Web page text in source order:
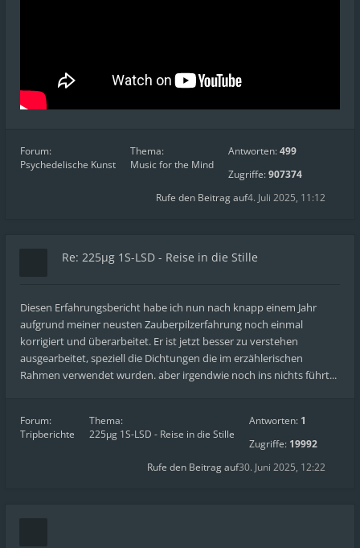
Forum:
Psychedelische Kunst
Thema:
Music for the Mind
Antworten:499
Zugriffe:907374
4. Juli 2025, 11:12
Rufe den Beitrag auf
Re: 225µg 1S-LSD - Reise in die Stille
Diesen Erfahrungsbericht habe ich nun nach knapp einem Jahr
aufgrund meiner neusten Zauberpilzerfahrung noch einmal
korrigiert und überarbeitet. Er ist jetzt besser zu verstehen
ausgearbeitet, speziell die Dichtungen die im erzählerischen
Rahmen verwendet wurden. aber irgendwie noch ins nichts führt...
Forum:
Tripberichte
Thema:
225µg 1S-LSD - Reise in die Stille
Antworten: 1
Zugriffe: 19992
30. Juni 2025, 12:22
Rufe den Beitrag auf